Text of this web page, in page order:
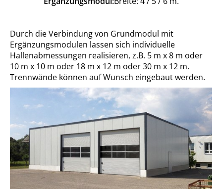
Durch die Verbindung von Grundmodul mit
Ergänzungsmodulen lassen sich individuelle
Hallenabmessungen realisieren, z.B. 5 m x 8 m oder
10 m x 10 m oder 18 m x 12 m oder 30 m x 12 m.
Trennwände können auf Wunsch eingebaut werden.